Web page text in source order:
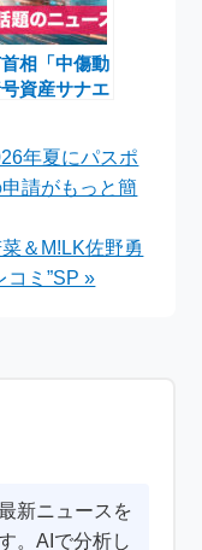
相「中傷動
資産サナエ
年夏にパスポ
請がもっと簡
＆M!LK佐野勇
コミ”SP »
新ニュースを
。AIで分析し